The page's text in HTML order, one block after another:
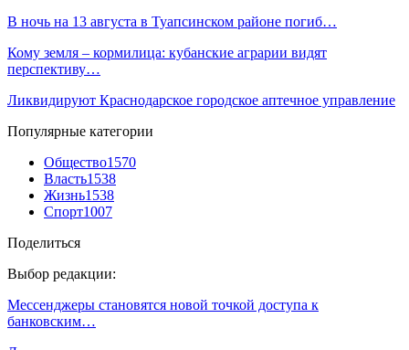
В ночь на 13 августа в Туапсинском районе погиб…
Кому земля – кормилица: кубанские аграрии видят
перспективу…
Ликвидируют Краснодарское городское аптечное управление
Популярные категории
Общество1570
Власть1538
Жизнь1538
Спорт1007
Поделиться
Выбор редакции:
Мессенджеры становятся новой точкой доступа к
банковским…